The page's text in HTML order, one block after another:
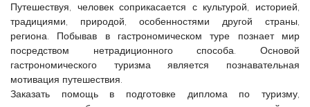
Путешествуя, человек соприкасается с культурой, историей,
традициями, природой, особенностями другой страны,
региона. Побывав в гастрономическом туре познает мир
посредством нетрадиционного способа. Основой
гастрономического туризма является познавательная
мотивация путешествия.
Заказать помощь в подготовке диплома по туризму,